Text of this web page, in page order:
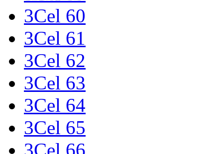
3Cel 60
3Cel 61
3Cel 62
3Cel 63
3Cel 64
3Cel 65
3Cel 66